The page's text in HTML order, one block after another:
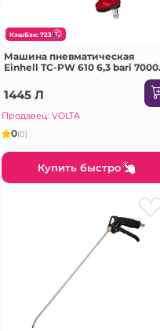
КэшБэк: 723
Машина пневматическая
Einhell TC-PW 610 6,3 bari 7000
1445 Л
Продавец: VOLTA
0(0)
Купить быстро